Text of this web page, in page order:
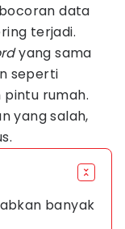
data
terjadi.
yang sama
seperti
pintu rumah.
yang salah,
banyak